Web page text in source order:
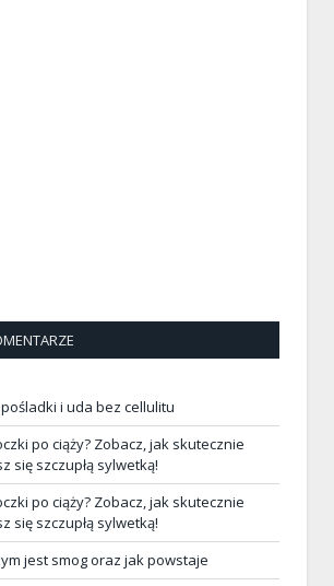
i uda bez cellulitu
po ciąży? Zobacz, jak skutecznie
się szczupłą sylwetką!
po ciąży? Zobacz, jak skutecznie
się szczupłą sylwetką!
jest smog oraz jak powstaje